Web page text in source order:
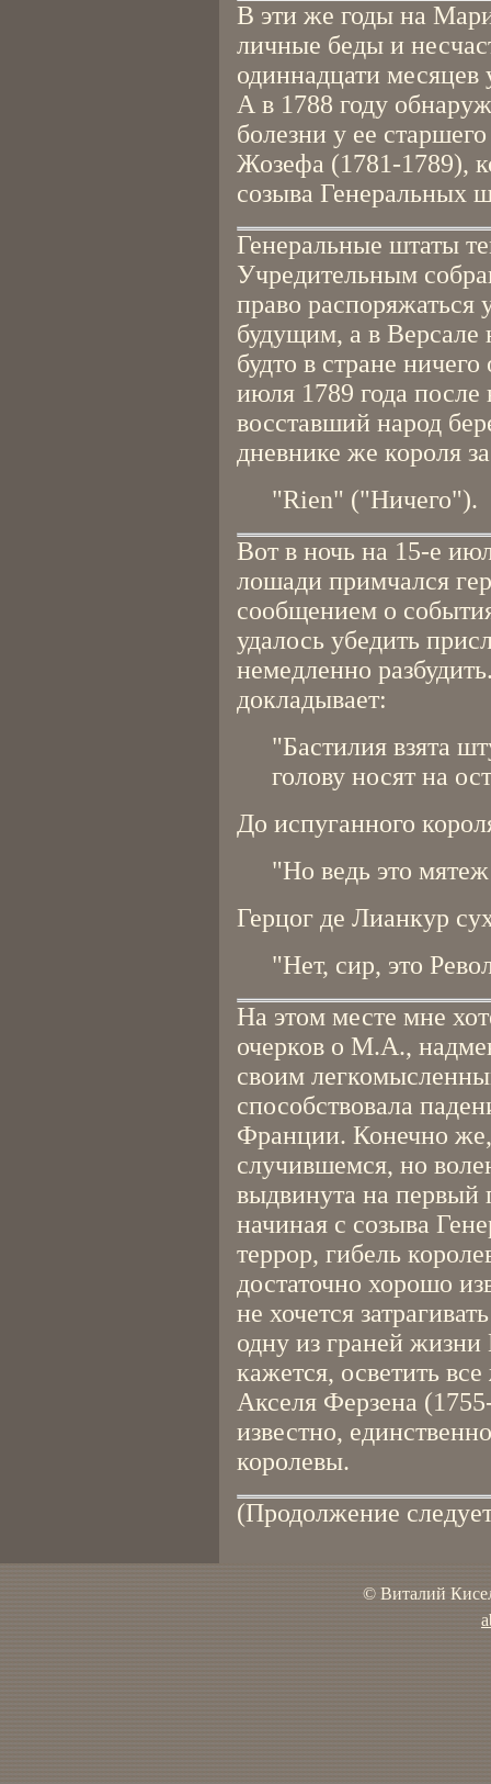
В эти же годы на
личные беды и
одиннадцати
А в 1788 году
болезни у ее
Жозефа (1781-1789),
созыва Генеральных
Генеральные штаты
Учредительным
право распоряжаться
будущим, а в Версале
будто в стране
июля 1789 года после
восставший народ
дневнике же короля
"Rien" ("Ничего").
Вот в ночь на 15-е
лошади примчался
сообщением о
удалось убедить
немедленно
докладывает:
"Бастилия взята
голову носят на
До испуганного
"Но ведь это
Герцог де Лианкур
"Нет, сир, это
На этом месте мне
очерков о М.А.,
своим
способствовала
Франции. Конечно же,
случившемся, но
выдвинута на
начиная с созыва
террор, гибель
достаточно хорошо
не хочется
одну из граней
кажется, осветить
Акселя Ферзена
известно,
королевы.
(Продолжение
© Виталий